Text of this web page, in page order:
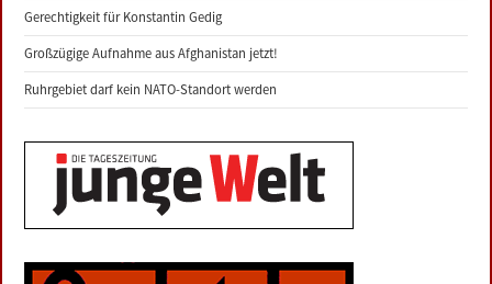
Gerechtigkeit für Konstantin Gedig
Großzügige Aufnahme aus Afghanistan jetzt!
Ruhrgebiet darf kein NATO-Standort werden